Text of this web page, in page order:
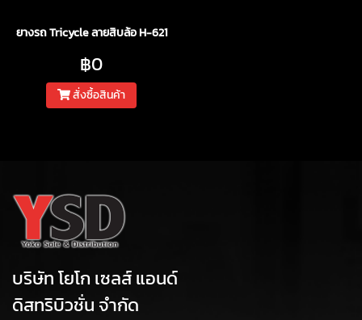
ยางรถ Tricycle ลายสิบล้อ H-621
฿0
สั่งซื้อสินค้า
บริษัท โยโก เซลส์ แอนด์
ดิสทริบิวชั่น จำกัด